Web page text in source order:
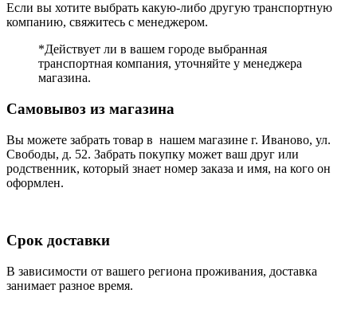
Если вы хотите выбрать какую-либо другую транспортную
компанию, свяжитесь с менеджером.
*Действует ли в вашем городе выбранная
транспортная компания, уточняйте у менеджера
магазина.
Самовывоз из магазина
Вы можете забрать товар в нашем магазине г. Иваново, ул.
Свободы, д. 52. Забрать покупку может ваш друг или
родственник, который знает номер заказа и имя, на кого он
оформлен.
Срок доставки
В зависимости от вашего региона проживания, доставка
занимает разное время.